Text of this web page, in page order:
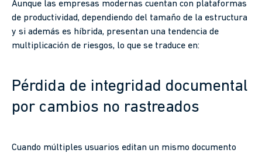
Aunque las empresas modernas cuentan con plataformas
de productividad, dependiendo del tamaño de la estructura
y si además es híbrida, presentan una tendencia de
multiplicación de riesgos, lo que se traduce en:
Pérdida de integridad documental
por cambios no rastreados
Cuando múltiples usuarios editan un mismo documento